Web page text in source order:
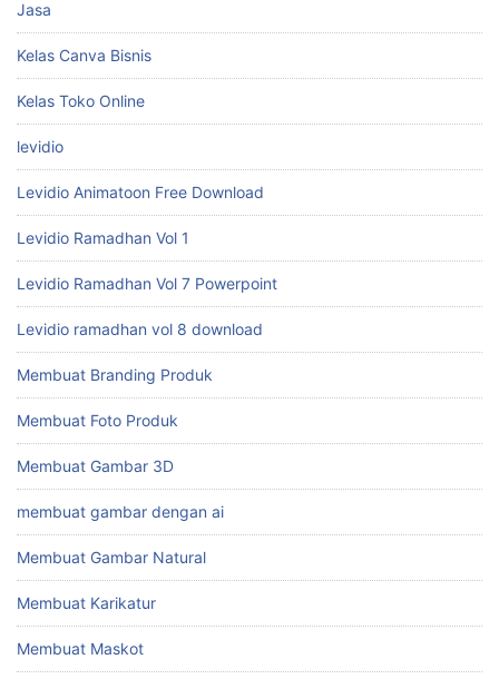
Jasa
Kelas Canva Bisnis
Kelas Toko Online
levidio
Levidio Animatoon Free Download
Levidio Ramadhan Vol 1
Levidio Ramadhan Vol 7 Powerpoint
Levidio ramadhan vol 8 download
Membuat Branding Produk
Membuat Foto Produk
Membuat Gambar 3D
membuat gambar dengan ai
Membuat Gambar Natural
Membuat Karikatur
Membuat Maskot